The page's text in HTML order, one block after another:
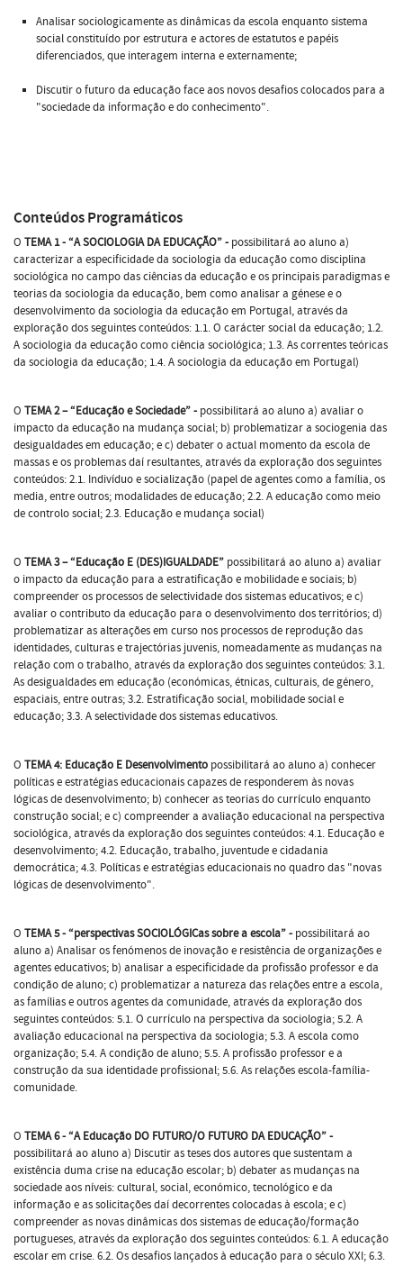
Analisar sociologicamente as dinâmicas da escola enquanto sistema
social constituído por estrutura e actores de estatutos e papéis
diferenciados, que interagem interna e externamente;
Discutir o futuro da educação face aos novos desafios colocados para a
"sociedade da informação e do conhecimento".
Conteúdos Programáticos
O TEMA 1 - “A SOCIOLOGIA DA EDUCAÇÃO” - possibilitará ao aluno a)
caracterizar a especificidade da sociologia da educação como disciplina
sociológica no campo das ciências da educação e os principais paradigmas e
teorias da sociologia da educação, bem como analisar a génese e o
desenvolvimento da sociologia da educação em Portugal, através da
exploração dos seguintes conteúdos: 1.1. O carácter social da educação; 1.2.
A sociologia da educação como ciência sociológica; 1.3. As correntes teóricas
da sociologia da educação; 1.4. A sociologia da educação em Portugal)
O TEMA 2 – “Educação e Sociedade” - possibilitará ao aluno a) avaliar o
impacto da educação na mudança social; b) problematizar a sociogenia das
desigualdades em educação; e c) debater o actual momento da escola de
massas e os problemas daí resultantes, através da exploração dos seguintes
conteúdos: 2.1. Indivíduo e socialização (papel de agentes como a família, os
media, entre outros; modalidades de educação; 2.2. A educação como meio
de controlo social; 2.3. Educação e mudança social)
O TEMA 3 – “Educação E (DES)IGUALDADE” possibilitará ao aluno a) avaliar
o impacto da educação para a estratificação e mobilidade e sociais; b)
compreender os processos de selectividade dos sistemas educativos; e c)
avaliar o contributo da educação para o desenvolvimento dos territórios; d)
problematizar as alterações em curso nos processos de reprodução das
identidades, culturas e trajectórias juvenis, nomeadamente as mudanças na
relação com o trabalho, através da exploração dos seguintes conteúdos: 3.1.
As desigualdades em educação (económicas, étnicas, culturais, de género,
espaciais, entre outras; 3.2. Estratificação social, mobilidade social e
educação; 3.3. A selectividade dos sistemas educativos.
O TEMA 4: Educação E Desenvolvimento possibilitará ao aluno a) conhecer
políticas e estratégias educacionais capazes de responderem às novas
lógicas de desenvolvimento; b) conhecer as teorias do currículo enquanto
construção social; e c) compreender a avaliação educacional na perspectiva
sociológica, através da exploração dos seguintes conteúdos: 4.1. Educação e
desenvolvimento; 4.2. Educação, trabalho, juventude e cidadania
democrática; 4.3. Políticas e estratégias educacionais no quadro das "novas
lógicas de desenvolvimento".
O TEMA 5 - “perspectivas SOCIOLÓGICas sobre a escola” - possibilitará ao
aluno a) Analisar os fenómenos de inovação e resistência de organizações e
agentes educativos; b) analisar a especificidade da profissão professor e da
condição de aluno; c) problematizar a natureza das relações entre a escola,
as famílias e outros agentes da comunidade, através da exploração dos
seguintes conteúdos: 5.1. O currículo na perspectiva da sociologia; 5.2. A
avaliação educacional na perspectiva da sociologia; 5.3. A escola como
organização; 5.4. A condição de aluno; 5.5. A profissão professor e a
construção da sua identidade profissional; 5.6. As relações escola-família-
comunidade.
O TEMA 6 - “A Educação DO FUTURO/O FUTURO DA EDUCAÇÃO” -
possibilitará ao aluno a) Discutir as teses dos autores que sustentam a
existência duma crise na educação escolar; b) debater as mudanças na
sociedade aos níveis: cultural, social, económico, tecnológico e da
informação e as solicitações daí decorrentes colocadas à escola; e c)
compreender as novas dinâmicas dos sistemas de educação/formação
portugueses, através da exploração dos seguintes conteúdos: 6.1. A educação
escolar em crise. 6.2. Os desafios lançados à educação para o século XXI; 6.3.